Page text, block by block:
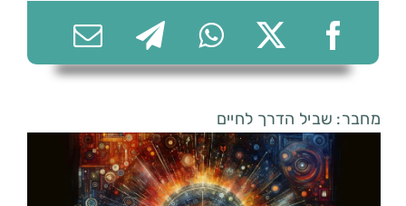
074-7361656
מחבר: שביל הדרך לחיים